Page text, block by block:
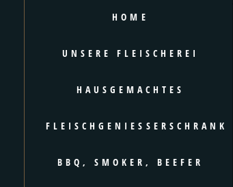
HOME
UNSERE FLEISCHEREI
HAUSGEMACHTES
FLEISCHGENIESSERSCHRANK
BBQ, SMOKER, BEEFER